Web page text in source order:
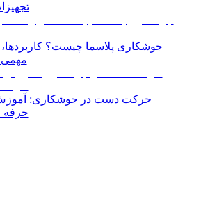
جوشکاری پلاسما چیست؟ کاربردها،
مهمی
حرکت دست در جوشکاری:
حرفه